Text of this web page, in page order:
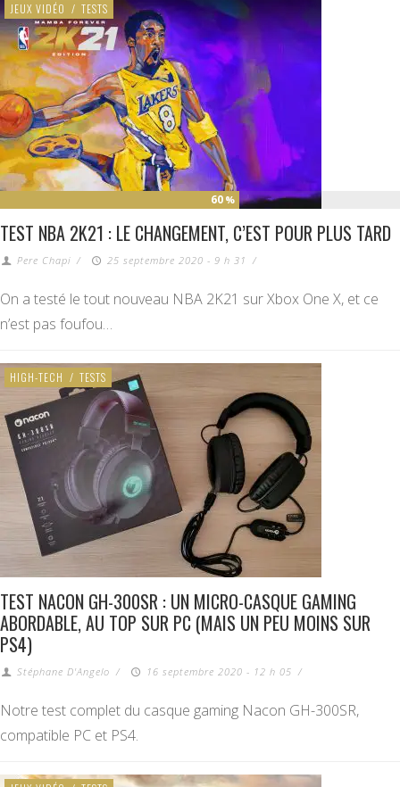
60 %
JEUX VIDÉO / TESTS
TEST NBA 2K21 : LE CHANGEMENT, C’EST POUR PLUS TARD
Pere Chapi / 25 septembre 2020 - 9 h 31 /
On a testé le tout nouveau NBA 2K21 sur Xbox One X, et ce
n’est pas foufou…
HIGH-TECH / TESTS
TEST NACON GH-300SR : UN MICRO-CASQUE GAMING
ABORDABLE, AU TOP SUR PC (MAIS UN PEU MOINS SUR
PS4)
Stéphane D'Angelo / 16 septembre 2020 - 12 h 05 /
Notre test complet du casque gaming Nacon GH-300SR,
compatible PC et PS4.